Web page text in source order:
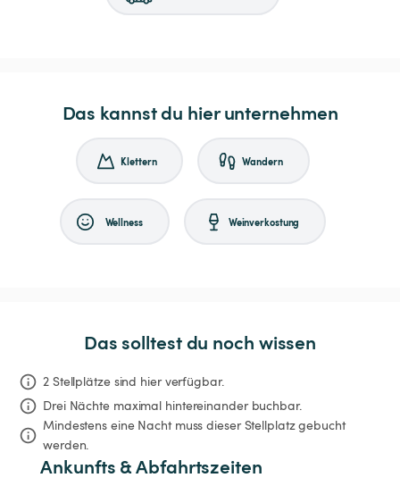
Das kannst du hier unternehmen
Klettern Wandern
Wellness Weinverkostung
Das solltest du noch wissen
2 Stellplätze sind hier verfügbar.
Drei Nächte maximal hintereinander buchbar.
Mindestens eine Nacht muss dieser Stellplatz gebucht
werden.
Ankunfts & Abfahrtszeiten